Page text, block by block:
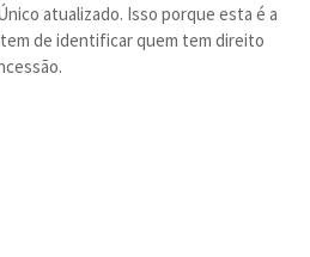
atualizado. Isso porque esta é a
de identificar quem tem direito